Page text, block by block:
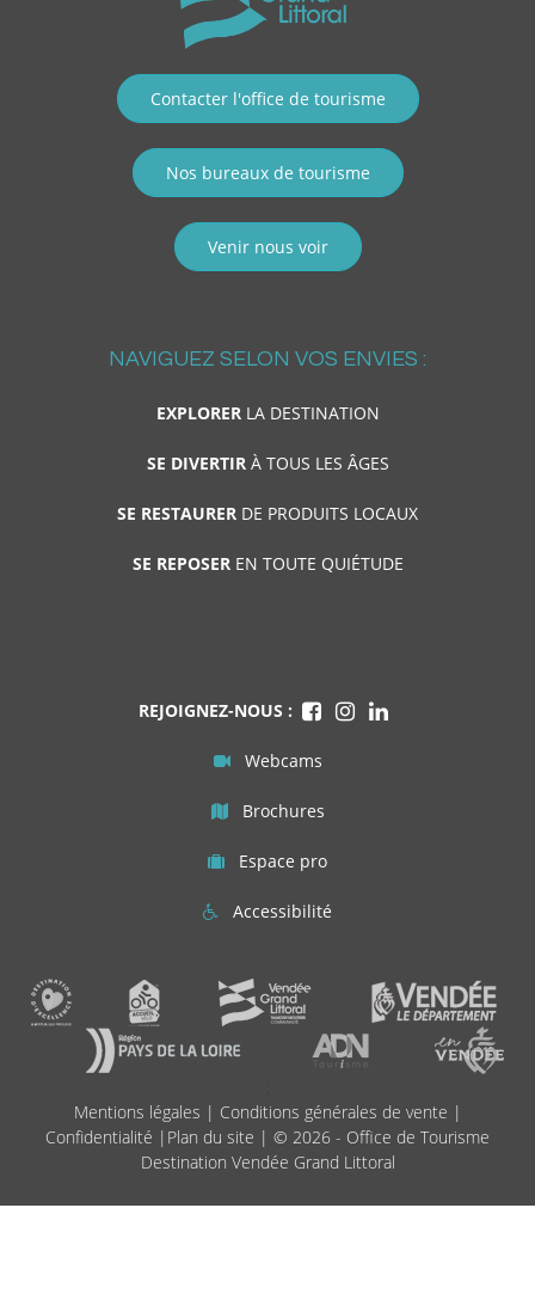
Contacter l'office de tourisme
Nos bureaux de tourisme
Venir nous voir
NAVIGUEZ SELON VOS ENVIES :
EXPLORERLA DESTINATION
SE DIVERTIRÀ TOUS LES ÂGES
SE RESTAURER DE PRODUITS LOCAUX
SE REPOSEREN TOUTE QUIÉTUDE
REJOIGNEZ-NOUS :
Webcams
Brochures
Espace pro
Accessibilité
Mentions légales | Conditions générales de vente |
Confidentialité | Plan du site | © 2026 - Office de Tourisme
Destination Vendée Grand Littoral